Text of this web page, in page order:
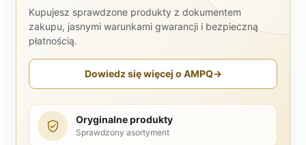
Kupujesz sprawdzone produkty z dokumentem
zakupu, jasnymi warunkami gwarancji i bezpieczną
płatnością.
Dowiedz się więcej o AMPQ→
Oryginalne produkty
Sprawdzony asortyment